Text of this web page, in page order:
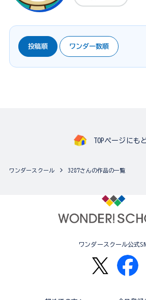
投稿順 ワンダー数順
TOPページにも
ワンダースクール 3287さんの作品の一覧
ワンダースクール公式